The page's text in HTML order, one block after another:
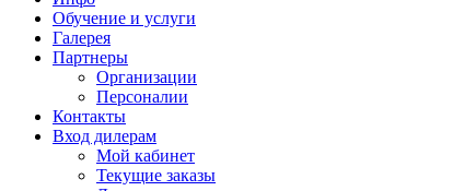
Обучение и услуги
Галерея
Партнеры
Организации
Персоналии
Контакты
Вход дилерам
Мой кабинет
Текущие заказы